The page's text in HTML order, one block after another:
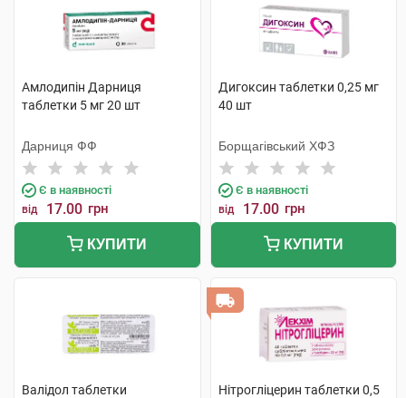
Амлодипін Дарниця
таблетки 5 мг 20 шт
Дарниця ФФ
Є в наявності
від 17.00 грн
КУПИТИ
Дигоксин таблетки 0,25 мг
40 шт
Борщагівський ХФЗ
Є в наявності
від 17.00 грн
КУПИТИ
Валідол таблетки
Нітрогліцерин таблетки 0,5